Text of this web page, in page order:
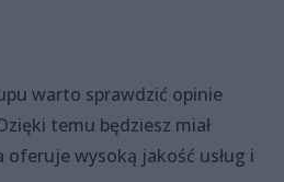
warto sprawdzić opinie
temu będziesz miał
oferuje wysoką jakość usług i